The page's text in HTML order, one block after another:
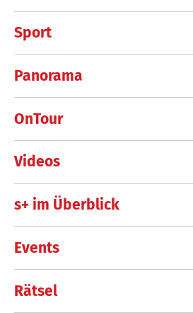
Sport
Panorama
OnTour
Videos
s+ im Überblick
Events
Rätsel